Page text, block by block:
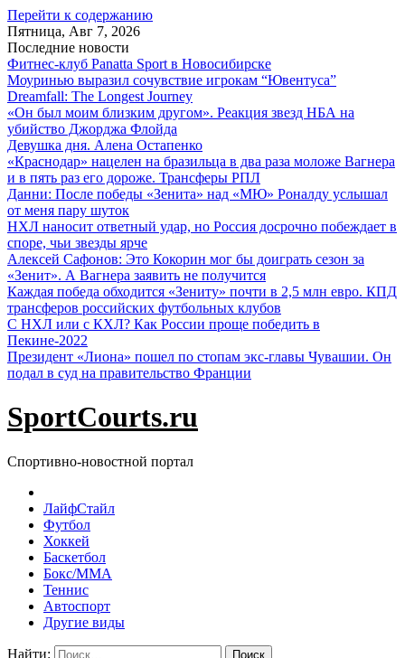
Перейти к содержанию
Пятница, Авг 7, 2026
Последние новости
Фитнес-клуб Panatta Sport в Новосибирске
Моуринью выразил сочувствие игрокам “Ювентуса”
Dreamfall: The Longest Journey
«Он был моим близким другом». Реакция звезд НБА на
убийство Джорджа Флойда
Девушка дня. Алена Остапенко
«Краснодар» нацелен на бразильца в два раза моложе Вагнера
и в пять раз его дороже. Трансферы РПЛ
Данни: После победы «Зенита» над «МЮ» Роналду услышал
от меня пару шуток
НХЛ наносит ответный удар, но Россия досрочно побеждает в
споре, чьи звезды ярче
Алексей Сафонов: Это Кокорин мог бы доиграть сезон за
«Зенит». А Вагнера заявить не получится
Каждая победа обходится «Зениту» почти в 2,5 млн евро. КПД
трансферов российских футбольных клубов
С НХЛ или с КХЛ? Как России проще победить в
Пекине-2022
Президент «Лиона» пошел по стопам экс-главы Чувашии. Он
подал в суд на правительство Франции
SportCourts.ru
Спортивно-новостной портал
ЛайфСтайл
Футбол
Хоккей
Баскетбол
Бокс/MMA
Теннис
Автоспорт
Другие виды
Найти: